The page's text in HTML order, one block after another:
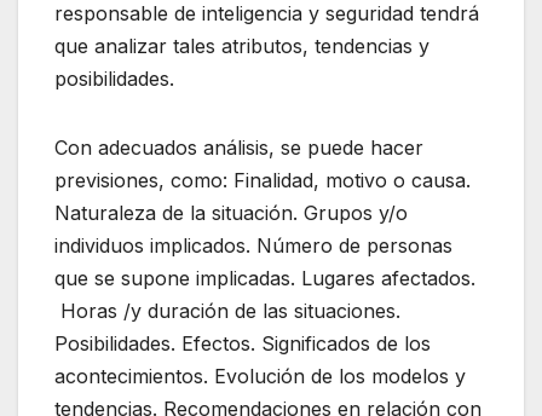
responsable de inteligencia y seguridad tendrá
que analizar tales atributos, tendencias y
posibilidades.
Con adecuados análisis, se puede hacer
previsiones, como: Finalidad, motivo o causa.
Naturaleza de la situación. Grupos y/o
individuos implicados. Número de personas
que se supone implicadas. Lugares afectados.
Horas /y duración de las situaciones.
Posibilidades. Efectos. Significados de los
acontecimientos. Evolución de los modelos y
tendencias. Recomendaciones en relación con